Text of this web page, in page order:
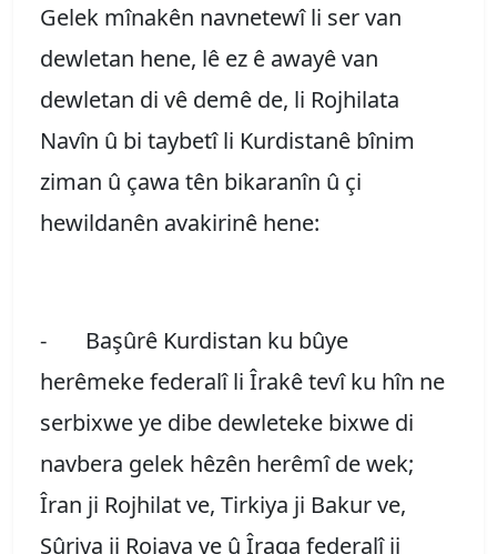
Gelek mînakên navnetewî li ser van
dewletan hene, lê ez ê awayê van
dewletan di vê demê de, li Rojhilata
Navîn û bi taybetî li Kurdistanê bînim
ziman û çawa tên bikaranîn û çi
hewildanên avakirinê hene:
- Başûrê Kurdistan ku bûye
herêmeke federalî li Îrakê tevî ku hîn ne
serbixwe ye dibe dewleteke bixwe di
navbera gelek hêzên herêmî de wek;
Îran ji Rojhilat ve, Tirkiya ji Bakur ve,
Sûriya ji Rojava ve û Îraqa federalî ji